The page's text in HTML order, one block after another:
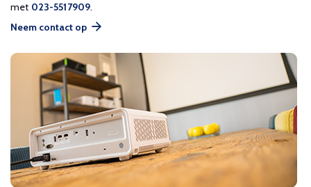
met 023-5517909.
Neem contact op